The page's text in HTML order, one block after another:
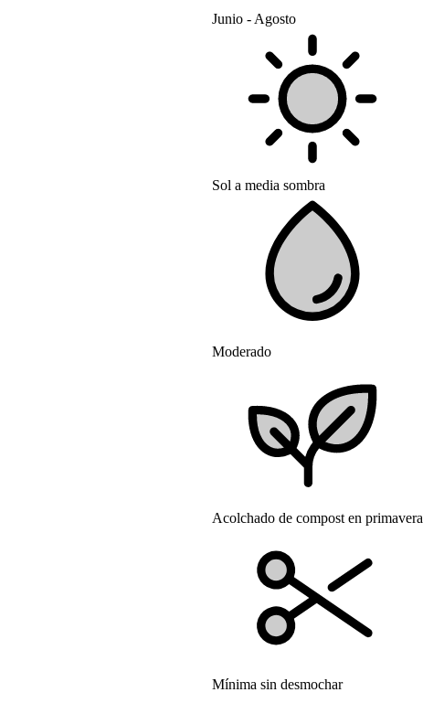
Junio - Agosto
Sol a media sombra
Moderado
Acolchado de compost en primavera
Mínima sin desmochar